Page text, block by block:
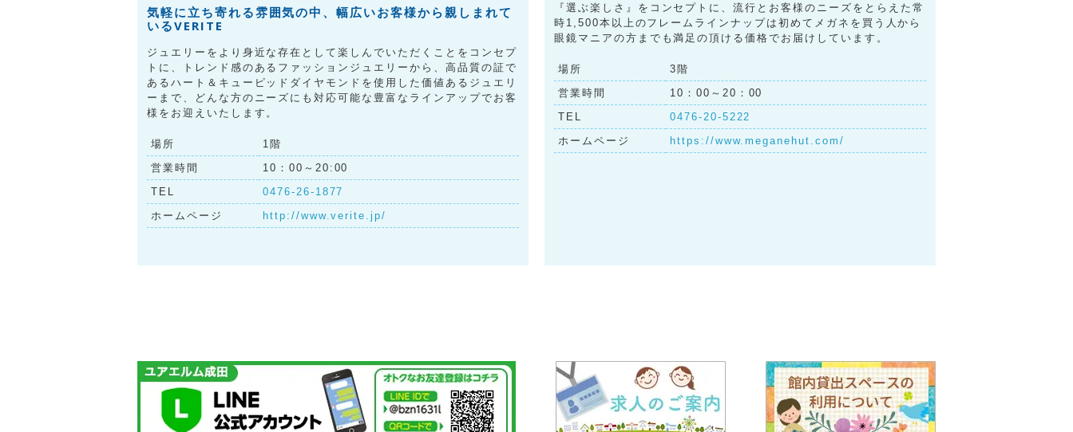
気軽に立ち寄れる雰囲気の中、幅広いお客様から親しまれて
いるVERITE
ジュエリーをより身近な存在として楽しんでいただくことをコンセプ
トに、トレンド感のあるファッションジュエリーから、高品質の証で
あるハート＆キューピッドダイヤモンドを使用した価値あるジュエリ
ーまで、どんな方のニーズにも対応可能な豊富なラインアップでお客
様をお迎えいたします。
場所
1階
営業時間
10：00～20:00
TEL
0476-26-1877
ホームページ
http://www.verite.jp/
『選ぶ楽しさ』をコンセプトに、流行とお客様のニーズをとらえた常
時1,500本以上のフレームラインナップは初めてメガネを買う人から
眼鏡マニアの方までも満足の頂ける価格でお届けしています。
場所
3階
営業時間
10：00～20：00
TEL
0476-20-5222
ホームページ
https://www.meganehut.com/